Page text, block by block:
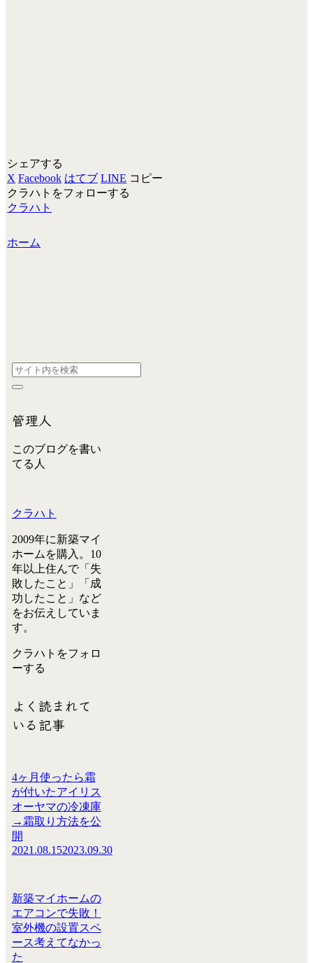
シェアする
X Facebook はてブ LINE コピー
クラハトをフォローする
クラハト
ホーム
管理人
このブログを書い
てる人
クラハト
2009年に新築マイ
ホームを購入。10
年以上住んで「失
敗したこと」「成
功したこと」など
をお伝えしていま
す。
クラハトをフォロ
ーする
よく読まれて
いる記事
4ヶ月使ったら霜
が付いたアイリス
オーヤマの冷凍庫
→霜取り方法を公
開
2021.08.152023.09.30
新築マイホームの
エアコンで失敗！
室外機の設置スペ
ース考えてなかっ
た